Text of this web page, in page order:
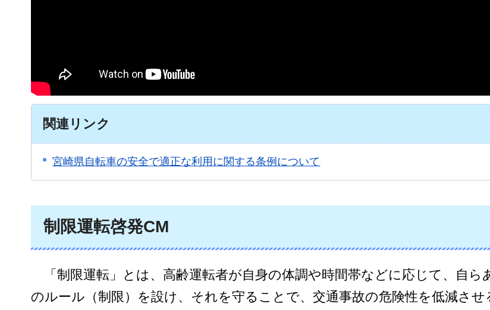
関連リンク
宮崎県自転車の安全で適正な利用に関する条例について
制限運転啓発CM
「制 限運転」とは、高齢運転者が自身の体調や時間帯などに応じて、自ら
のルール（制限）を設け、それを守ることで、交通事故の危険性を低減さ